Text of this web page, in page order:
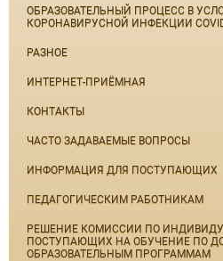
ОБРАЗОВАТЕЛЬНЫЙ ПРОЦЕСС В
КОРОНАВИРУСНОЙ ИНФЕКЦИИ
РАЗНОЕ
ИНТЕРНЕТ-ПРИЁМНАЯ
КОНТАКТЫ
ЧАСТО ЗАДАВАЕМЫЕ ВОПРОСЫ
ИНФОРМАЦИЯ ДЛЯ ПОСТУПАЮЩИХ
ПЕДАГОГИЧЕСКИМ РАБОТНИКАМ
РЕШЕНИЕ КОМИССИИ ПО
ПОСТУПАЮЩИХ НА ОБУЧЕНИЕ ПО
ОБРАЗОВАТЕЛЬНЫМ ПРОГРАММАМ